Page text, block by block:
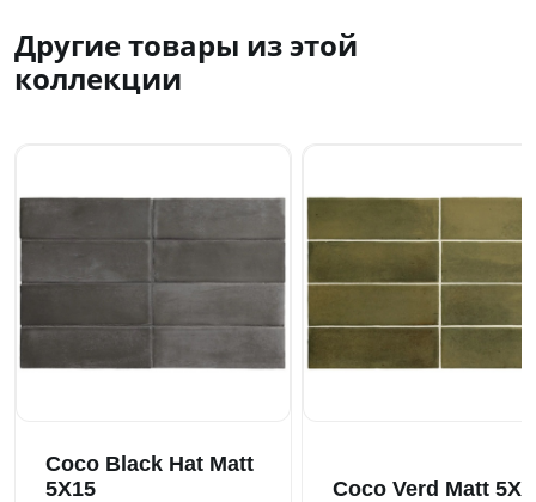
Другие товары из этой
коллекции
Coco Black Hat Matt
5X15
Coco Verd Matt